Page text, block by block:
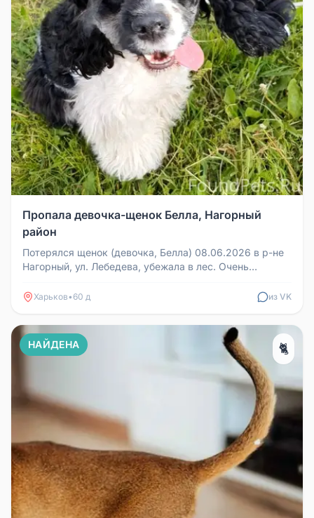
Пропала девочка-щенок Белла, Нагорный
район
Потерялся щенок (девочка, Белла) 08.06.2026 в р-не
Нагорный, ул. Лебедева, убежала в лес. Очень
Харьков•60 д из VK
НАЙДЕНА 🐈